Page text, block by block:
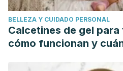
BELLEZA Y CUIDADO PERSONAL
Calcetines de gel
cómo funcionan y